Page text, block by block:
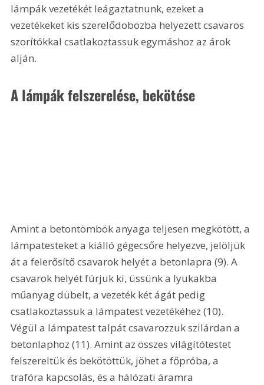
lámpák vezetékét leágaztatnunk, ezeket a
vezetékeket kis szerelődobozba helyezett csavaros
szorítókkal csatlakoztassuk egymáshoz az árok
alján.
A lámpák felszerelése, bekötése
Amint a betontömbök anyaga teljesen megkötött, a
lámpatesteket a kiálló gégecsőre helyezve, jelöljük
át a felerősítő csavarok helyét a betonlapra (9). A
csavarok helyét fúrjuk ki, üssünk a lyukakba
műanyag dübelt, a vezeték két ágát pedig
csatlakoztassuk a lámpatest vezetékéhez (10).
Végül a lámpatest talpát csavarozzuk szilárdan a
betonlaphoz (11). Amint az összes világítótestet
felszereltük és bekötöttük, jöhet a főpróba, a
trafóra kapcsolás, és a hálózati áramra